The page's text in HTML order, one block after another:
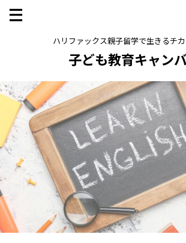
ハリファックス親子留学で生きるチ
子ども教育キャン